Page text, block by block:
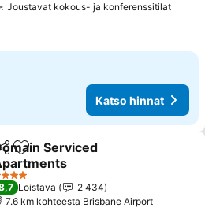
Joustavat kokous- ja konferenssitilat
Katso hinnat
Lisää suosikkeihin
Serviced
Loistava
2 434
7.6 km kohteesta Brisbane Airport